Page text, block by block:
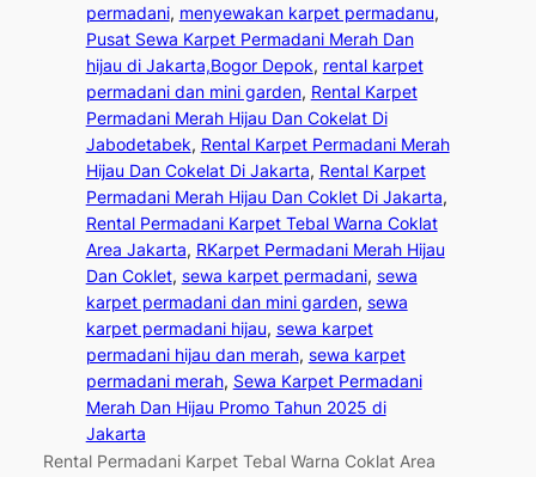
permadani, menyewakan karpet permadanu
Pusat Sewa Karpet Permadani Merah Dan
hijau di Jakarta,Bogor Depok, rental karpet
permadani dan mini garden, Rental Karpet
Permadani Merah Hijau Dan Cokelat Di
Jabodetabek, Rental Karpet Permadani Merah
Hijau Dan Cokelat Di Jakarta, Rental Karpet
Permadani Merah Hijau Dan Coklet Di Jakarta
Rental Permadani Karpet Tebal Warna Coklat
Area Jakarta, RKarpet Permadani Merah Hijau
Dan Coklet, sewa karpet permadani, sewa
karpet permadani dan mini garden, sewa
karpet permadani hijau, sewa karpet
permadani hijau dan merah, sewa karpet
permadani merah, Sewa Karpet Permadani
Merah Dan Hijau Promo Tahun 2025 di
Jakarta
Rental Permadani Karpet Tebal Warna Coklat Area